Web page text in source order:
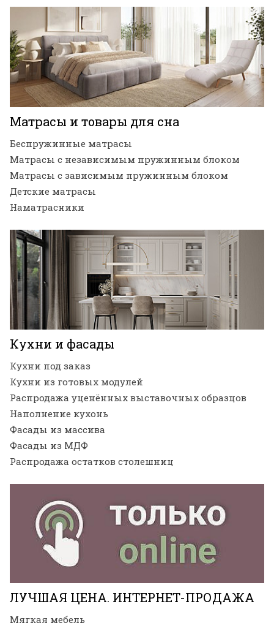
Матрасы и товары для сна
Беспружинные матрасы
Матрасы с независимым пружинным блоком
Матрасы с зависимым пружинным блоком
Детские матрасы
Наматрасники
Кухни и фасады
Кухни под заказ
Кухни из готовых модулей
Распродажа уценённых выставочных образцов
Наполнение кухонь
Фасады из массива
Фасады из МДФ
Распродажа остатков столешниц
ЛУЧШАЯ ЦЕНА. ИНТЕРНЕТ-ПРОДАЖА
Мягкая мебель